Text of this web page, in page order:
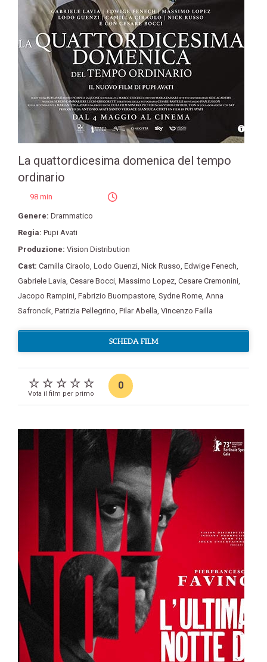
La quattordicesima domenica del tempo
ordinario
98 min
Genere: Drammatico
Regia: Pupi Avati
Produzione: Vision Distribution
Cast: Camilla Ciraolo, Lodo Guenzi, Nick Russo, Edwige Fenech,
Gabriele Lavia, Cesare Bocci, Massimo Lopez, Cesare Cremonini,
Jacopo Rampini, Fabrizio Buompastore, Sydne Rome, Anna
Safroncik, Patrizia Pellegrino, Pilar Abella, Vincenzo Failla
SCHEDA FILM
Vota il film per primo
0